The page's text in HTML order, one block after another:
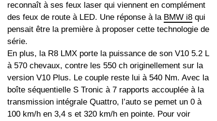
reconnaît à ses feux laser qui viennent en complément
des feux de route à LED. Une réponse à la BMW i8 qui
pensait être la première à proposer cette technologie de
série.
En plus, la R8 LMX porte la puissance de son V10 5.2 L
à 570 chevaux, contre les 550 ch originellement sur la
version V10 Plus. Le couple reste lui à 540 Nm. Avec la
boîte séquentielle S Tronic à 7 rapports accouplée à la
transmission intégrale Quattro, l’auto se pemet un 0 à
100 km/h en 3,4 s et 320 km/h en pointe. Pour voir